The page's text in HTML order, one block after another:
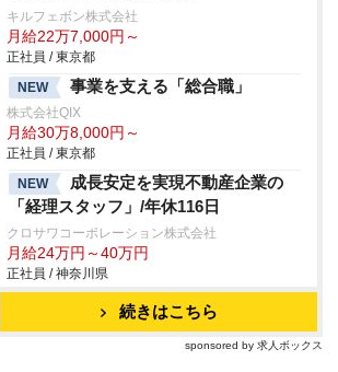
キルフェボン株式会社
月給22万7,000円～
正社員 / 東京都
NEW
事業を支える「総合職」
株式会社QIX
月給30万8,000円～
正社員 / 東京都
NEW
成長安定を実現不動産企業の
「経理スタッフ」/年休116日
クロサワコーポレーション株式会社
月給24万円～40万円
正社員 / 神奈川県
続きはこちら
sponsored by 求人ボックス